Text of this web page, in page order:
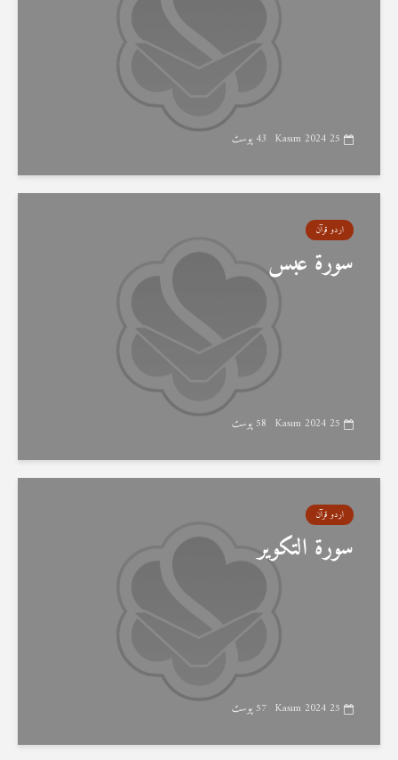
25 Kasım 2024 43 پوسٹ
اردو قرآن
سورۃ عبس
25 Kasım 2024 58 پوسٹ
اردو قرآن
سورۃ التکویر
25 Kasım 2024 57 پوسٹ